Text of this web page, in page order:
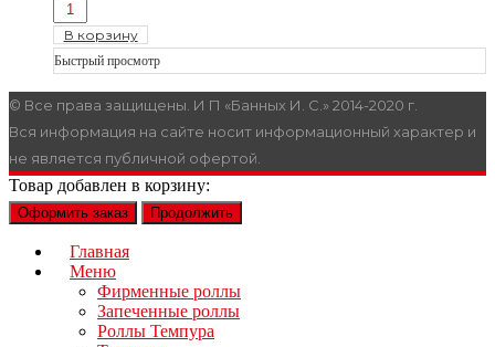
В корзину
Быстрый просмотр
© Все права защищены. И П «Банных И. С.» 2014-2020 г.
Вся информация на сайте носит информационный характер и
не является публичной офертой.
Товар добавлен в корзину:
Оформить заказ Продолжить
Главная
Меню
Фирменные роллы
Запеченные роллы
Роллы Темпура